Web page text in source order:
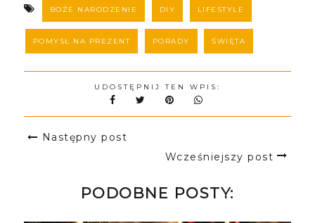
BOŻE NARODZENIE DIY LIFESTYLE
POMYSŁ NA PREZENT PORADY ŚWIĘTA
UDOSTĘPNIJ TEN WPIS:
Następny post
Wcześniejszy post
PODOBNE POSTY: